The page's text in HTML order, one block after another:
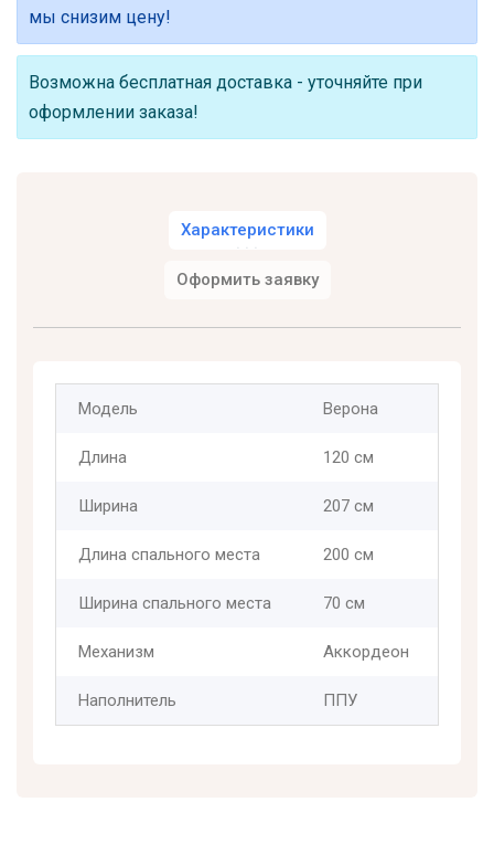
мы снизим цену!
Возможна бесплатная доставка - уточняйте при
оформлении заказа!
Характеристики
Оформить заявку
Модель Верона
Длина 120 см
Ширина 207 см
Длина спального места 200 см
Ширина спального места 70 см
Механизм Аккордеон
Наполнитель ППУ